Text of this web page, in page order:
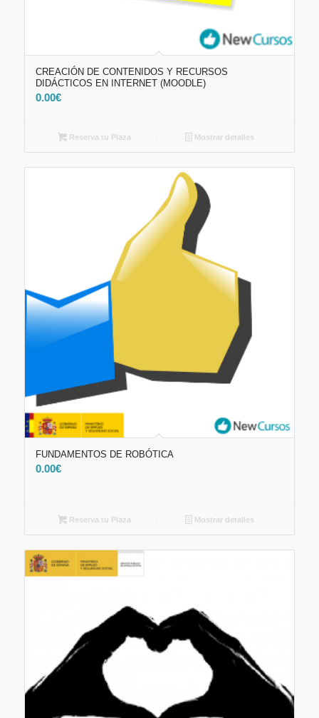
CREACIÓN DE CONTENIDOS Y RECURSOS
DIDÁCTICOS EN INTERNET (MOODLE)
0.00€
Reserva tu Plaza Mostrar detalles
FUNDAMENTOS DE ROBÓTICA
0.00€
Reserva tu Plaza Mostrar detalles